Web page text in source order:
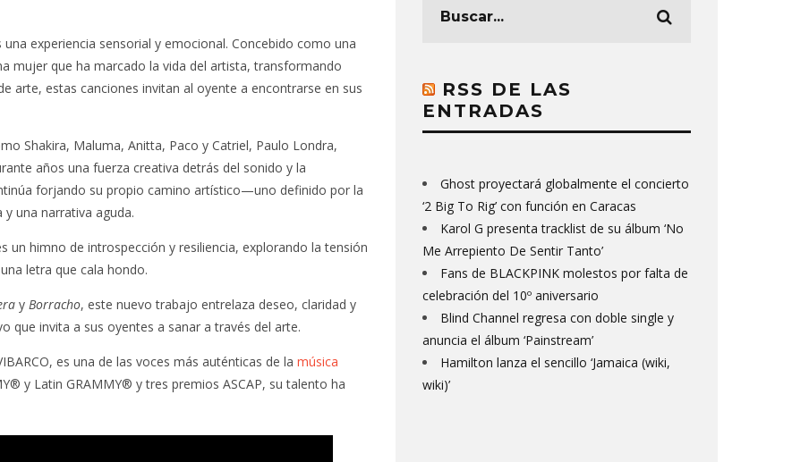
una experiencia sensorial y emocional. Concebido como una
mujer que ha marcado la vida del artista, transformando
arte, estas canciones invitan al oyente a encontrarse en sus
Shakira, Maluma, Anitta, Paco y Catriel, Paulo Londra,
años una fuerza creativa detrás del sonido y la
forjando su propio camino artístico—uno definido por la
una narrativa aguda.
un himno de introspección y resiliencia, explorando la tensión
letra que cala hondo.
y Borracho, este nuevo trabajo entrelaza deseo, claridad y
que invita a sus oyentes a sanar a través del arte.
es una de las voces más auténticas de la música
y Latin GRAMMY® y tres premios ASCAP, su talento ha
RSS DE LAS
ENTRADAS
Ghost proyectará globalmente el concierto
‘2 Big To Rig’ con función en Caracas
Karol G presenta tracklist de su álbum ‘No
Me Arrepiento De Sentir Tanto’
Fans de BLACKPINK molestos por falta de
celebración del 10º aniversario
Blind Channel regresa con doble single y
anuncia el álbum ‘Painstream’
Hamilton lanza el sencillo ‘Jamaica (wiki,
wiki)’